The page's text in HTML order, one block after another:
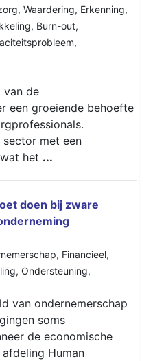
, Waardering, Erkenning,
, Burn-out,
,
van de
een groeiende behoefte
met een
het ...
doen bij zware
, Financieel,
, Ondersteuning,
van ondernemerschap
soms
de economische
Human